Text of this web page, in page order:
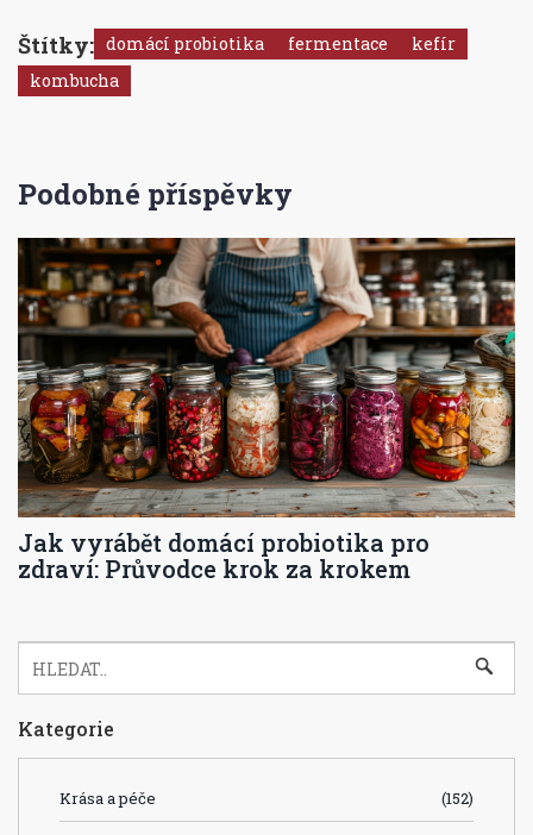
Štítky: domácí probiotika fermentace
kefír
kombucha
Podobné příspěvky
Jak vyrábět domácí probiotika pro
zdraví: Průvodce krok za krokem
Kategorie
Krása a péče (152)